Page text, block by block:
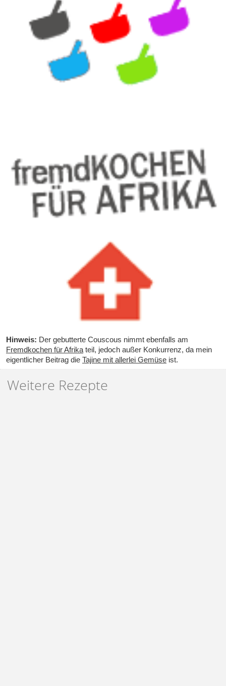
Hinweis: Der gebutterte Couscous nimmt ebenfalls am
Fremdkochen für Afrika teil, jedoch außer Konkurrenz, da mein
eigentlicher Beitrag die Tajine mit allerlei Gemüse ist.
Weitere Rezepte